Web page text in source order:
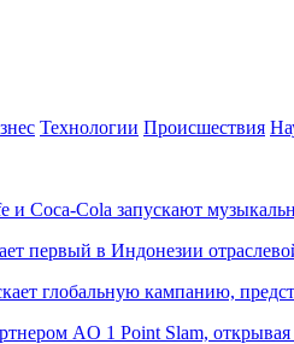
Технологии Происшествия
и Coca-Cola запускают
первый в Индонезии
глобальную кампанию,
AO 1 Point Slam,